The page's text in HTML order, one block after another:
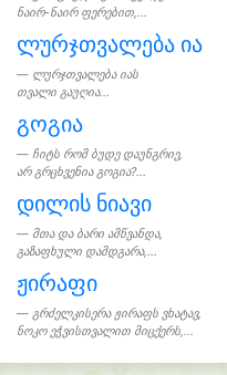
ნაირ-ნაირ ფერებით,...
ლურჯთვალება ია
ლურჯთვალება იას
თვალი გაუღია...
გოგია
ჩიტს რომ ბუდე დაუნგრიე,
არ გრცხვენია გოგია?...
დილის ნიავი
მთა და ბარი ამწვანდა,
გაზაფხული დამდგარა,...
ჟირაფი
გრძელკისერა ჟირაფს ვხატავ,
ნოკო ეჭვისთვალით მიცქერს,...